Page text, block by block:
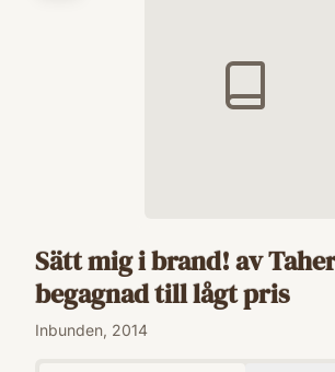
Sätt mig i brand! av
begagnad till lågt pris
Inbunden, 2014